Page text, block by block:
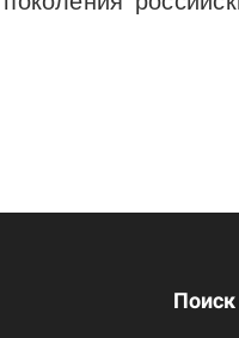
Поиск